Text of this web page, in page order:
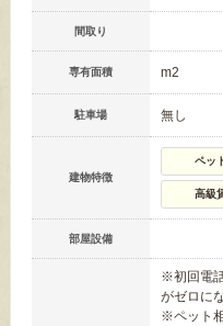
間取り
専有面積 m2
駐車場 無し
建物特徴
ペッ
高級
部屋設備
※初回電
がゼロに
※ペット